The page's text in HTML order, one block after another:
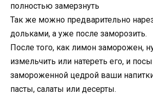
полностью замерзнуть
Так же можно предварительно
дольками, а уже после заморозить.
После того, как лимон заморожен,
измельчить или натереть его, и
замороженной цедрой ваши
пасты, салаты или десерты.